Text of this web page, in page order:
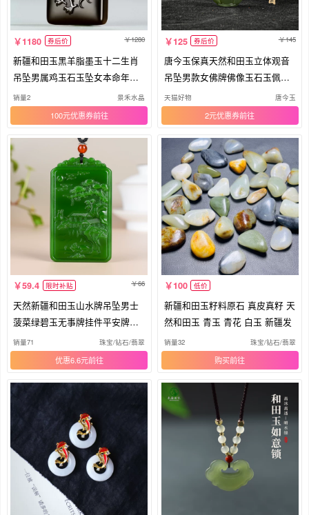
1180 券后价 1280
新疆和田玉黑羊脂墨玉十二生肖
吊坠男属鸡玉石玉坠女本命年玉
佩
销量2 景禾水晶
100元优惠券
125 券后价 145
唐今玉保真天然和田玉立体观音
吊坠男款女佛牌佛像玉石玉佩玉
坠菩
天猫好物 唐今玉
2元优惠券
59.4 限时补贴 66
天然新疆和田玉山水牌吊坠男士
菠菜绿碧玉无事牌挂件平安牌项
链坠
销量71 珠宝/钻石/翡翠
优惠6.6元
100 低价
新疆和田玉籽料原石 真皮真籽 天
然和田玉 青玉 青花 白玉 新疆发
销量32 珠宝/钻石/翡翠
购买